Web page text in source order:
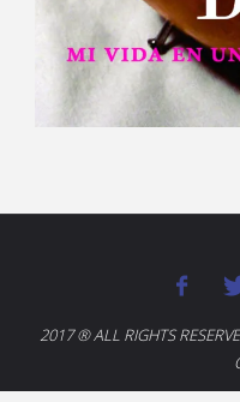
2017 ® ALL RIGHTS